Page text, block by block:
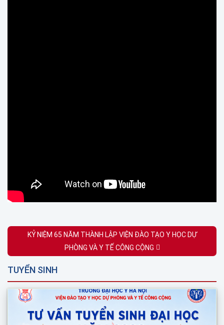
KỶ NIỆM 65 NĂM THÀNH LẬP VIỆN ĐÀO TẠO Y HỌC DỰ
PHÒNG VÀ Y TẾ CÔNG CỘNG
TUYỂN SINH